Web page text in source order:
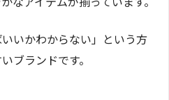
いかわからない」という方
ブランドです。